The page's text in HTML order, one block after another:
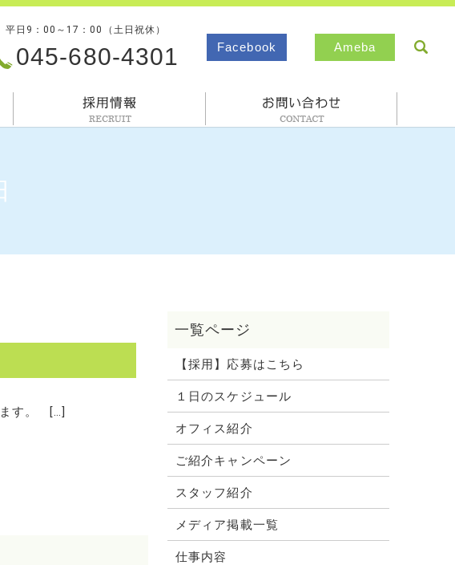
平日9：00～17：00（土日祝休）
045-680-4301 Facebook Ameba
す。 […]
【採用】応募はこちら
１日のスケジュール
オフィス紹介
ご紹介キャンペーン
スタッフ紹介
メディア掲載一覧
仕事内容